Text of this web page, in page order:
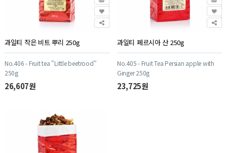
과일티 작은 비트 뿌리 250g
No.406 - Fruit tea "Little beetrood"
250g
26,607원
과일티 페르시아 산 250g
No.405 - Fruit Tea Persian apple with
Ginger 250g
23,725원